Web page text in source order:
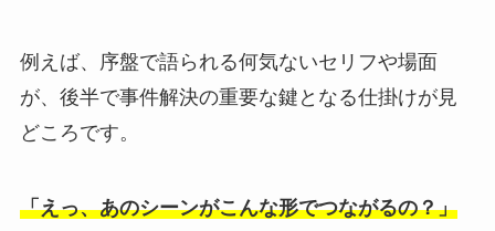
例えば、序盤で語られる何気ないセリフや場面
が、後半で事件解決の重要な鍵となる仕掛けが見
どころです。
「えっ、あのシーンがこんな形でつながるの？」